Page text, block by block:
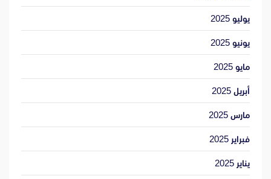
يوليو 2025
يونيو 2025
مايو 2025
أبريل 2025
مارس 2025
فبراير 2025
يناير 2025